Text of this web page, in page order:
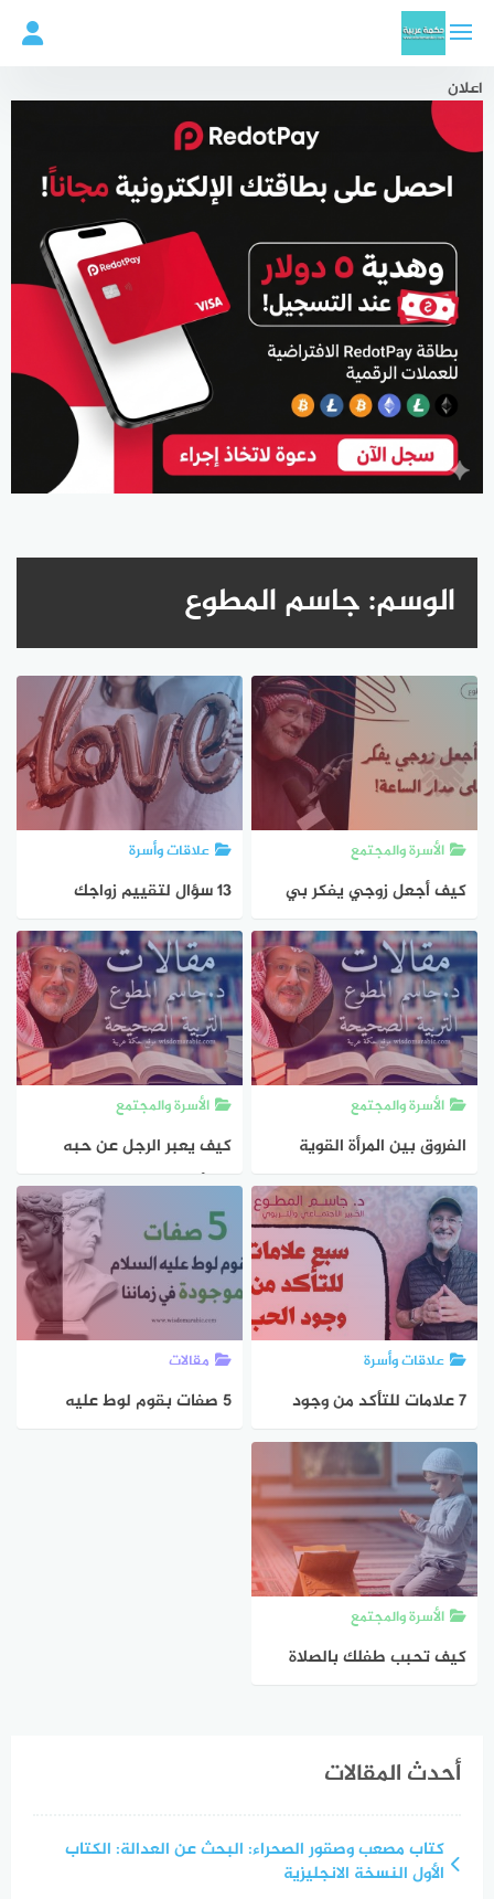
المحتوى
اعلان
الوسم:جاسم المطوع
الأسرة والمجتمع
كيف أجعل زوجي يفكر بي
على مدار الساعة الدكتور
جاسم المطوع
علاقات وأسرة
13 سؤال لتقييم زواجك
الأسرة والمجتمع
الفروق بين المرأة القوية
والمتسلطة
الأسرة والمجتمع
كيف يعبر الرجل عن حبه
للمرأة ؟ هكذا يعبر الرجل عن
حبه فلا تستغربوا
علاقات وأسرة
7 علامات للتأكد من وجود
الحب و هل الطرف الآخر يحبك
؟
مقالات
5 صفات بقوم لوط عليه
الأسرة والمجتمع
كيف تحبب طفلك بالصلاة
أحدث المقالات
كتاب مصعب وصقور الصحراء: البحث عن العدالة: الكتاب
الأول النسخة الانجليزية